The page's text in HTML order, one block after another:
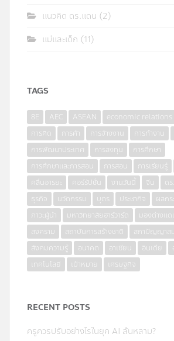
แนวคิด ดร.แดน (2)
แม่และเด็ก (11)
TAGS
8E AEC ASEAN economic relations
การคิด
การค้า การจ้างงาน การทำงาน
การพัฒนาประเทศ
การลงทุน
การศึกษา
การศึกษาและการสอน
การสอน การเรียนรู้
คลื่นอารยะ
คอร์รัปชั่น งานวันนี้ จีน
ด
ธุรกิจ
นวัตกรรม บุตร ประชากิจ ผลกร
ภาวะผู้นำ
มหาวิทยาลัยฮาร์วาร์ด มองต่างแดน
สงคราม
สถาบันการสร้างชาติ สภาปัญญาส
สังคมความรู้
อนาคต อาเซียน อินเดีย
เทคโนโลยี
เป้าหมาย เศรษฐกิจ
RECENT POSTS
ครูควรปรับอย่างไรในยุค AI ล้นหลาม?